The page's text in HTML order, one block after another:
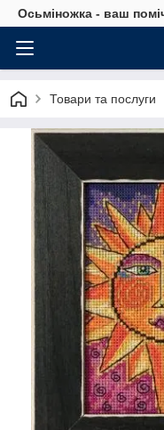
Осьміножка - ваш
Товари та послуги